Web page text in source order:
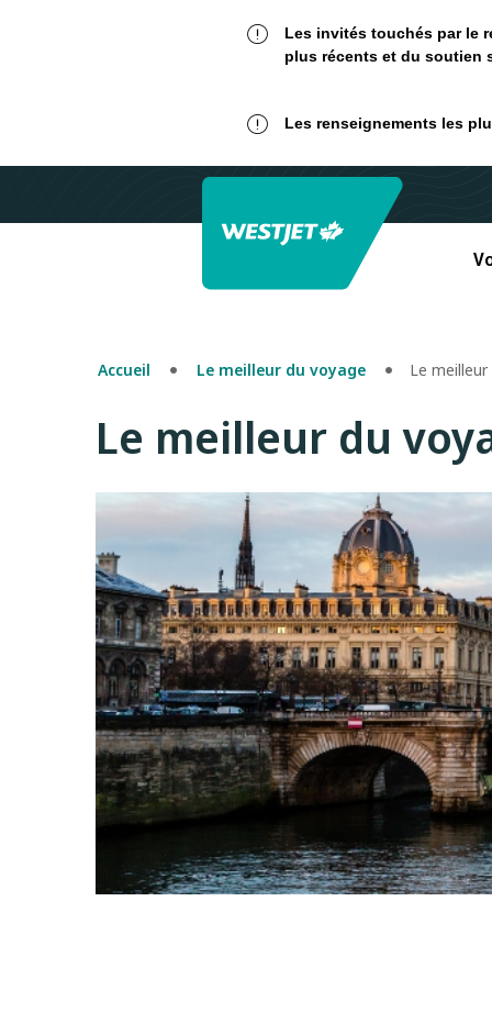
Les invités touchés par le
plus récents et du soutien
Les renseignements les
Accueil Le meilleur du voyage Le
Le meilleur du